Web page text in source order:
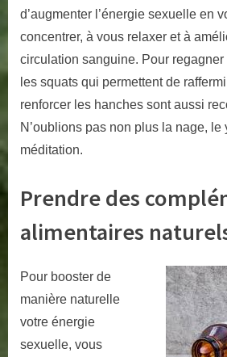
d’augmenter l’énergie sexuelle en
concentrer, à vous relaxer et à
circulation sanguine. Pour regagner
les squats qui permettent de
renforcer les hanches sont aussi
N’oublions pas non plus la nage, le
méditation.
Prendre des
alimentaires
Pour booster de
manière naturelle
votre énergie
sexuelle, vous